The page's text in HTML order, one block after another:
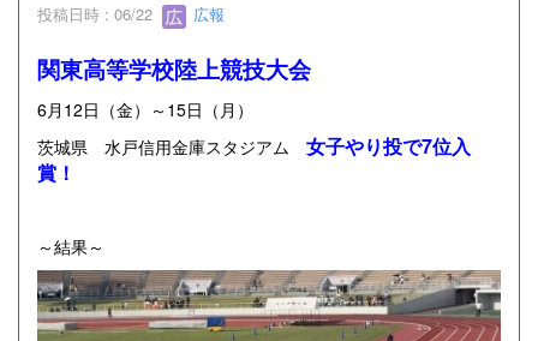
投稿日時 : 06/22 広報
関東高等学校陸上競技大会
6月12日（金）～15日（月）
茨城県 水戸信用金庫スタジアム 女子やり投で7位入
賞！
～結果～